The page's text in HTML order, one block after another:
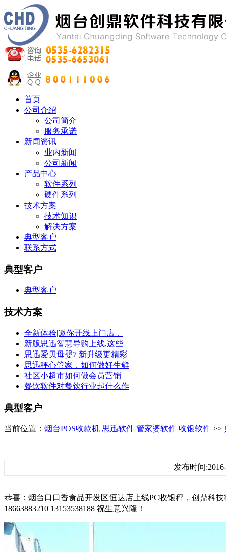
首页
公司介绍
公司简介
服务承诺
新闻资讯
业内新闻
公司新闻
产品中心
软件系列
硬件系列
技术方案
技术知识
解决方案
典型客户
联系方式
典型客户
典型客户
技术方案
全新体验|邀你开线上门店，
新版思迅智慧导购上线,这些
思迅爱贝母婴7 新升级更精彩
思迅秤心管家，如何做好生鲜
社区小超市如何做会员营销
餐饮软件对餐饮行业起什么作
典型客户
当前位置： 烟台POS收款机 思迅软件 管家婆软件 收银软件 >>
发布时间
恭喜：烟台口口香食品开发区恒达店上线PC收银秤，创鼎科
18663883210 13153538188 祝生意兴隆！